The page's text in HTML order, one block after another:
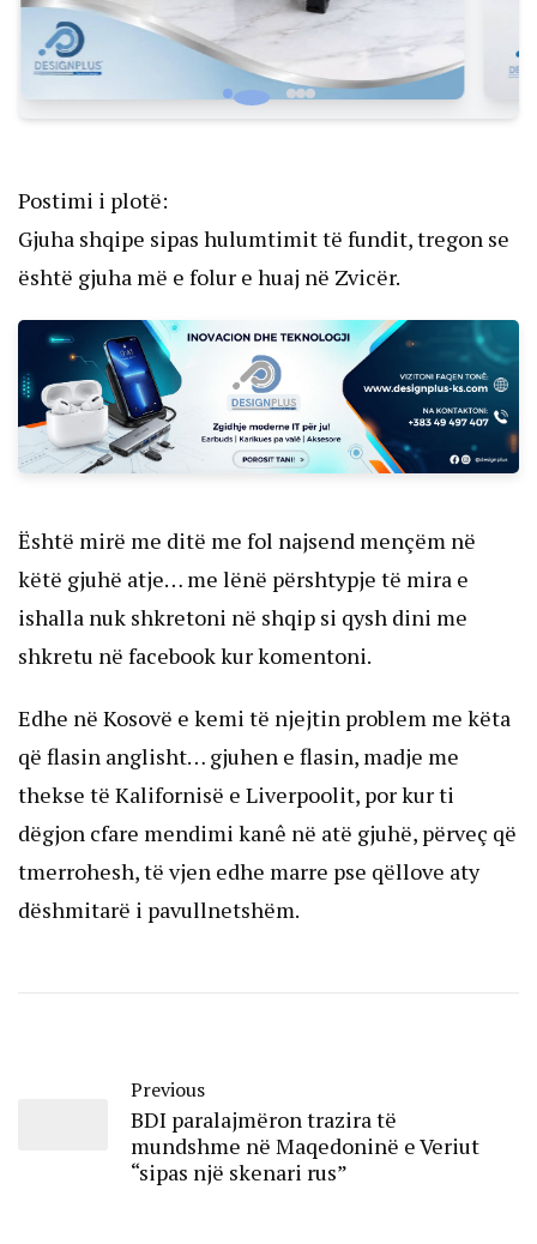
Postimi i plotë:
Gjuha shqipe sipas hulumtimit të fundit, tregon se
është gjuha më e folur e huaj në Zvicër.
Është mirë me ditë me fol najsend mençëm në
këtë gjuhë atje… me lënë përshtypje të mira e
ishalla nuk shkretoni në shqip si qysh dini me
shkretu në facebook kur komentoni.
Edhe në Kosovë e kemi të njejtin problem me këta
që flasin anglisht… gjuhen e flasin, madje me
thekse të Kalifornisë e Liverpoolit, por kur ti
dëgjon cfare mendimi kanê në atë gjuhë, përveç që
tmerrohesh, të vjen edhe marre pse qëllove aty
dëshmitarë i pavullnetshëm.
Previous
BDI paralajmëron trazira të
mundshme në Maqedoninë e Veriut
“sipas një skenari rus”